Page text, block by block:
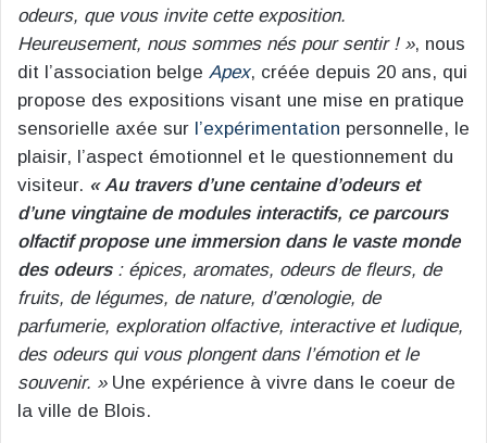
odeurs, que vous invite cette exposition.
Heureusement, nous sommes nés pour sentir ! », nous
dit l’association belge Apex, créée depuis 20 ans, qui
propose des expositions visant une mise en pratique
sensorielle axée sur l’expérimentation personnelle, le
plaisir, l’aspect émotionnel et le questionnement du
visiteur. « Au travers d’une centaine d’odeurs et
d’une vingtaine de modules interactifs, ce parcours
olfactif propose une immersion dans le vaste monde
des odeurs: épices, aromates, odeurs de fleurs, de
fruits, de légumes, de nature, d’œnologie, de
parfumerie, exploration olfactive, interactive et ludique,
des odeurs qui vous plongent dans l’émotion et le
souvenir. »Une expérience à vivre dans le coeur de
la ville de Blois.